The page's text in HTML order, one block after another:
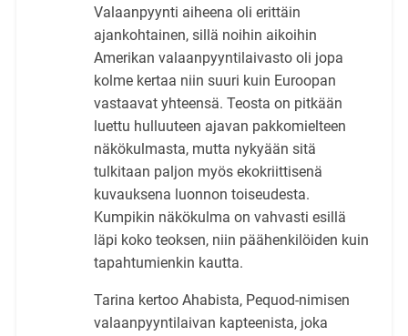
Valaanpyynti aiheena oli erittäin
ajankohtainen, sillä noihin aikoihin
Amerikan valaanpyyntilaivasto oli jopa
kolme kertaa niin suuri kuin Euroopan
vastaavat yhteensä. Teosta on pitkään
luettu hulluuteen ajavan pakkomielteen
näkökulmasta, mutta nykyään sitä
tulkitaan paljon myös ekokriittisenä
kuvauksena luonnon toiseudesta.
Kumpikin näkökulma on vahvasti esillä
läpi koko teoksen, niin päähenkilöiden kuin
tapahtumienkin kautta.
Tarina kertoo Ahabista, Pequod-nimisen
valaanpyyntilaivan kapteenista, joka